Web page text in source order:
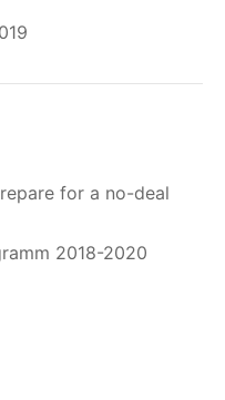
for a no-deal
2018-2020